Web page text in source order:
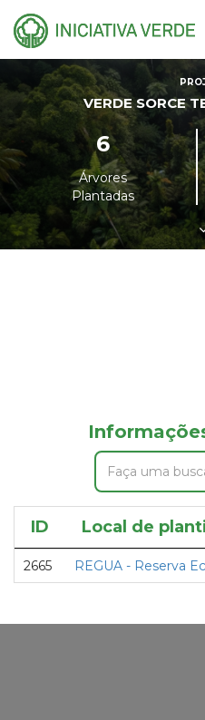
VERDE SORCE
6
Árvores
Plantadas
ID Local de
2665 REGUA - Reserva